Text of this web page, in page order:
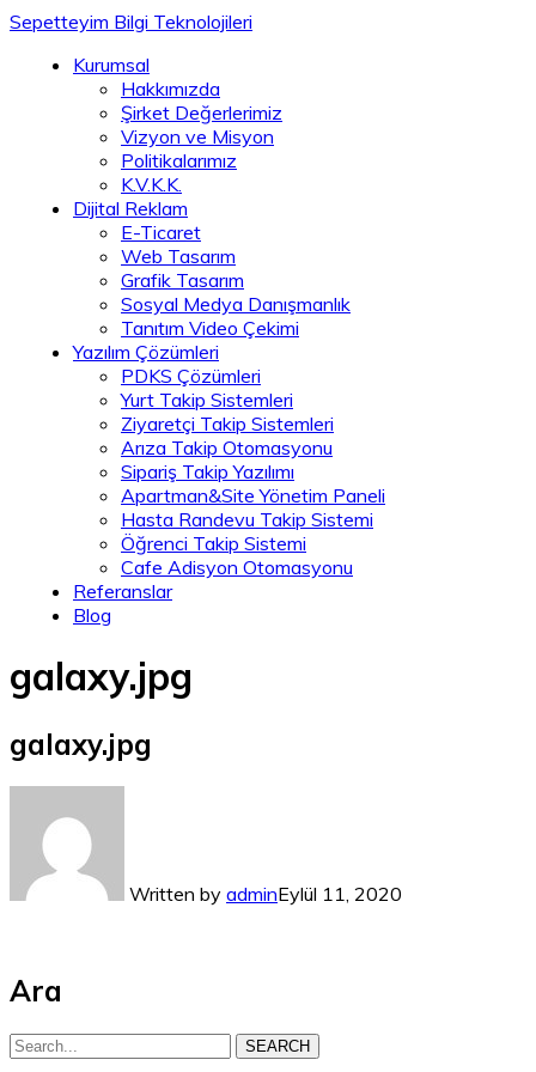
Sepetteyim Bilgi Teknolojileri
Kurumsal
Hakkımızda
Şirket Değerlerimiz
Vizyon ve Misyon
Politikalarımız
K.V.K.K.
Dijital Reklam
E-Ticaret
Web Tasarım
Grafik Tasarım
Sosyal Medya Danışmanlık
Tanıtım Video Çekimi
Yazılım Çözümleri
PDKS Çözümleri
Yurt Takip Sistemleri
Ziyaretçi Takip Sistemleri
Arıza Takip Otomasyonu
Sipariş Takip Yazılımı
Apartman&Site Yönetim Paneli
Hasta Randevu Takip Sistemi
Öğrenci Takip Sistemi
Cafe Adisyon Otomasyonu
Referanslar
Blog
galaxy.jpg
galaxy.jpg
Written by adminEylül 11, 2020
Ara
SEARCH